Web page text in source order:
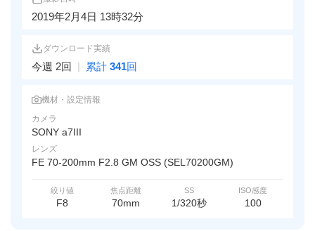
2019年2月4日 13時32分
ダウンロード実績
今週 2回 | 累計 341回
機材・設定情報
カメラ
SONY a7III
レンズ
FE 70-200mm F2.8 GM OSS (SEL70200GM)
絞り値
F8
焦点距離
70mm
SS
1/320秒
ISO感度
100